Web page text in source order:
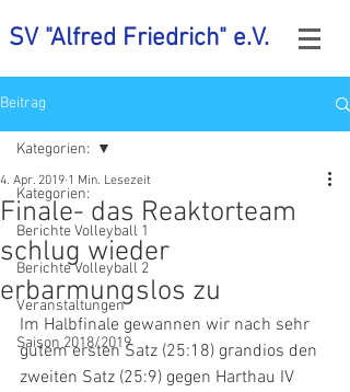
SV "Alfred Friedrich" e.V.
Beitrag
Kategorien:
Berichte Volleyball 1
Berichte Volleyball 2
Veranstaltungen
Saison 2018/2019
Kategorien:
Finale- das Reaktorteam
schlug wieder
erbarmungslos zu
4. Apr. 2019 1 Min. Lesezeit
Im Halbfinale gewannen wir nach sehr
gutem ersten Satz (25:18) grandios den
zweiten Satz (25:9) gegen Harthau IV